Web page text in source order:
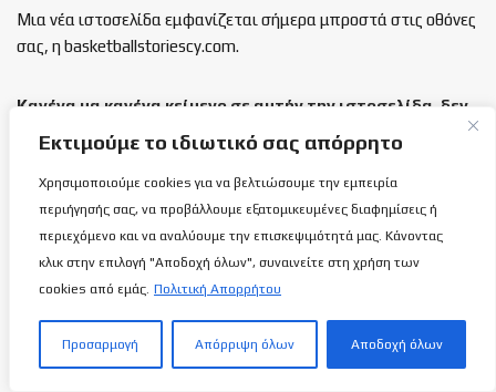
Εκτιμούμε το ιδιωτικό σας απόρρητο
Χρησιμοποιούμε cookies για να βελτιώσουμε την εμπειρία
περιήγησής σας, να προβάλλουμε εξατομικευμένες διαφημίσεις ή
περιεχόμενο και να αναλύουμε την επισκεψιμότητά μας. Κάνοντας
κλικ στην επιλογή "Αποδοχή όλων", συναινείτε στη χρήση των
cookies από εμάς. Πολιτική Απορρήτου
Προσαρμογή Απόρριψη όλων Αποδοχή όλων
Μια νέα ιστοσελίδα εμφανίζεται σήμερα μπροστά στις οθόνες
σας, η basketballstoriescy.com.
Κανένα μα κανένα κείμενο σε αυτήν την ιστοσελίδα, δεν
θα είναι
ανώνυμο!
καλαθόσφαιρα | ιστορία | πνεύμα | πολιτεία
Τελευταία άρθρα
αυτό που δεν κατάφερε κανείς στην ιστορία
της αεροπλοΐας!